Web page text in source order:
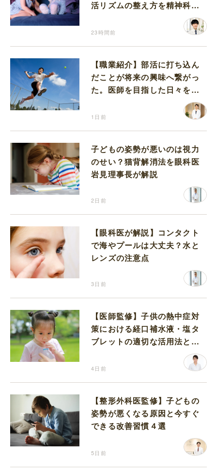
活リズムの整え方を精神科医
23時間前
【職業紹介】部活に打ち込ん
だことが将来の興味へ繋がっ
た。医師を目指した日々を振
1日前
子どもの姿勢が悪いのは視力
のせい？猫背解消法を眼科医
岩見理事長が解説
2日前
【眼科医が解説】コンタクト
で海やプールは大丈夫？水と
レンズの注意点
3日前
【医師監修】子供の熱中症対
策における経口補水液・塩タ
ブレットの適切な活用法と水
4日前
【整形外科医監修】子どもの
姿勢が悪くなる原因と今すぐ
できる改善習慣４選
5日前